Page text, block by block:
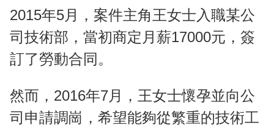
2015年5月，案件主角王女士入職某公
司技術部，當初商定月薪17000元，簽
訂了勞動合同。
然而，2016年7月，王女士懷孕並向公
司申請調崗，希望能夠從繁重的技術工